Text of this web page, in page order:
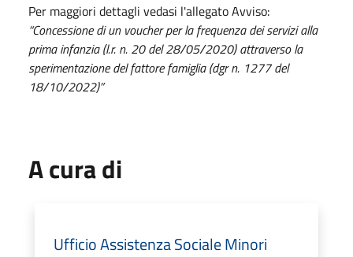
Per maggiori dettagli vedasi l'allegato Avviso:
“Concessione di un voucher per la frequenza dei servizi alla
prima infanzia (l.r. n. 20 del 28/05/2020) attraverso la
sperimentazione del fattore famiglia (dgr n. 1277 del
18/10/2022)”
A cura di
Ufficio Assistenza Sociale Minori